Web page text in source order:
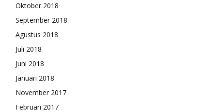
Oktober 2018
September 2018
Agustus 2018
Juli 2018
Juni 2018
Januari 2018
November 2017
Februari 2017